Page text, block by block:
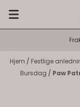
Hopp til innhold
Hjem / Festlige
Bursdag / Paw